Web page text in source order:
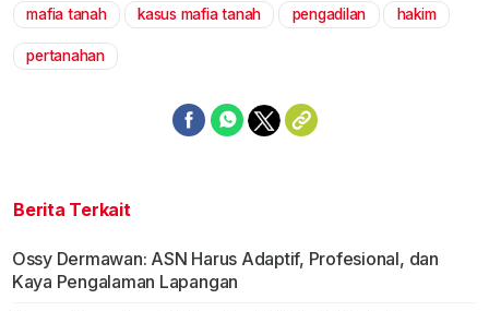
Mute
mafia tanah kasus mafia tanah pengadilan hakim
pertanahan
Berita Terkait
Ossy Dermawan: ASN Harus Adaptif, Profesional, dan
Kaya Pengalaman Lapangan